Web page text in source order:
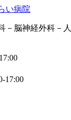
－脳神経外科－
17:00